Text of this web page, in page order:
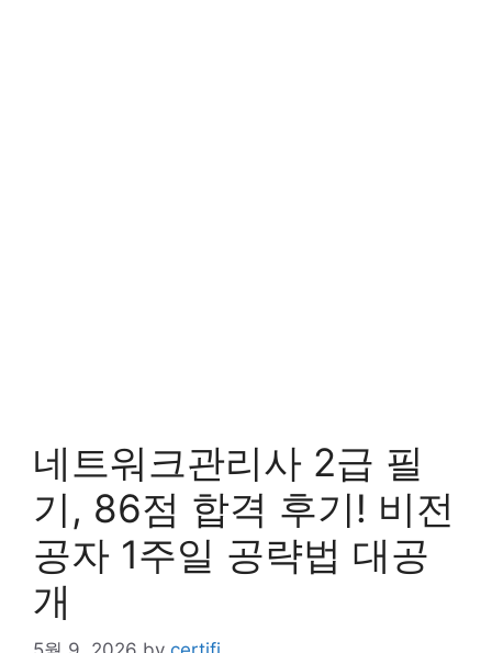
네트워크관리사 2급 필
기, 86점 합격 후기! 비전
공자 1주일 공략법 대공
개